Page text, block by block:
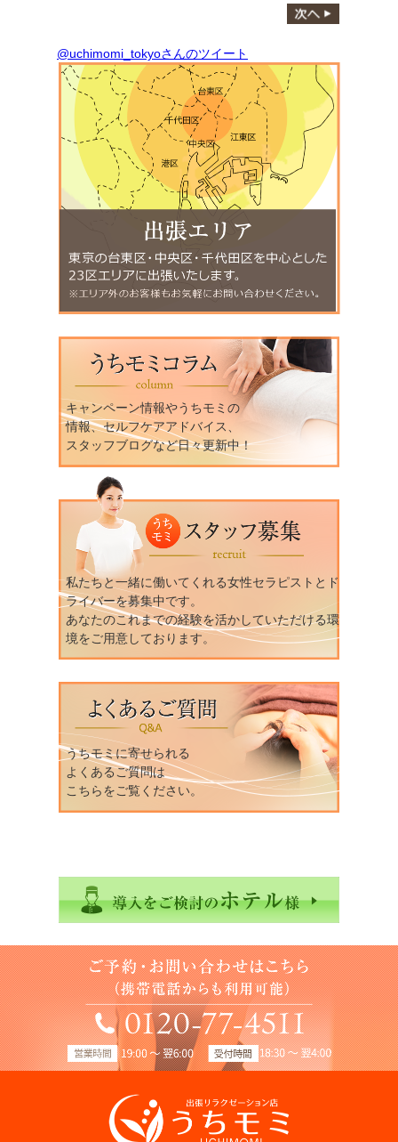
@uchimomi_tokyoさんのツイート
キャンペーン情報やうちモミの
情報、セルフケアアドバイス、
スタッフブログなど日々更新中！
私たちと一緒に働いてくれる女性セラピストとド
ライバーを募集中です。
あなたのこれまでの経験を活かしていただける環
境をご用意しております。
うちモミに寄せられる
よくあるご質問は
こちらをご覧ください。